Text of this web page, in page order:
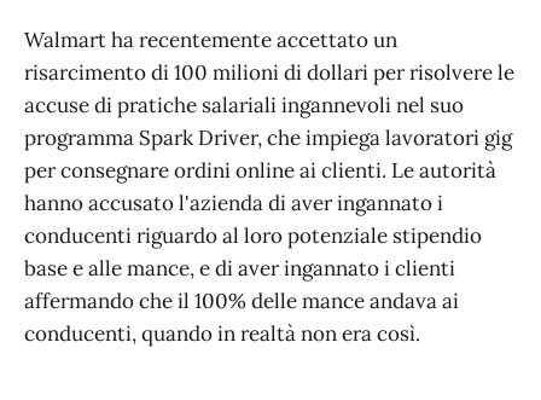
Walmart ha recentemente accettato un
risarcimento di 100 milioni di dollari per risolvere le
accuse di pratiche salariali ingannevoli nel suo
programma Spark Driver, che impiega lavoratori gig
per consegnare ordini online ai clienti. Le autorità
hanno accusato l'azienda di aver ingannato i
conducenti riguardo al loro potenziale stipendio
base e alle mance, e di aver ingannato i clienti
affermando che il 100% delle mance andava ai
conducenti, quando in realtà non era così.